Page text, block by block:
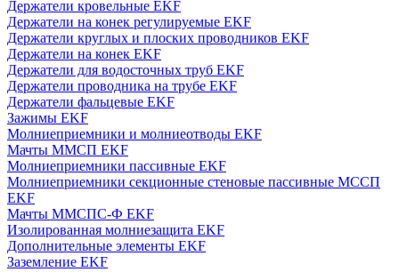
Держатели кровельные EKF
Держатели на конек регулируемые EKF
Держатели круглых и плоских проводников EKF
Держатели на конек EKF
Держатели для водосточных труб EKF
Держатели проводника на трубе EKF
Держатели фальцевые EKF
Зажимы EKF
Молниеприемники и молниеотводы EKF
Мачты ММСП EKF
Молниеприемники пассивные EKF
Молниеприемники секционные стеновые пассивные МССП
EKF
Мачты ММСПС-Ф EKF
Изолированная молниезащита EKF
Дополнительные элементы EKF
Заземление EKF